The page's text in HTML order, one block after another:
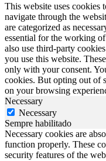
This website uses cookies
navigate through the
are categorized as
essential for the working
also use third-party
you use this website.
only with your consent.
cookies. But opting out of
on your browsing
Necessary
Necessary
Sempre habilitado
Necessary cookies are
function properly. These
security features of the